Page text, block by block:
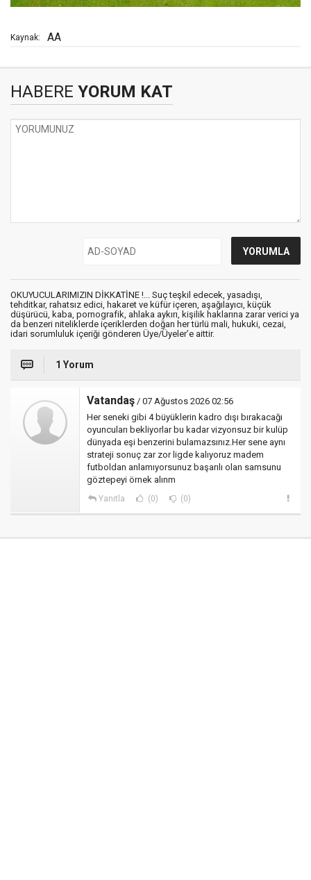
Kaynak: AA
HABERE YORUM KAT
OKUYUCULARIMIZIN DİKKATİNE !... Suç teşkil edecek, yasadışı,
tehditkar, rahatsız edici, hakaret ve küfür içeren, aşağılayıcı, küçük
düşürücü, kaba, pornografik, ahlaka aykırı, kişilik haklarına zarar verici ya
da benzeri niteliklerde içeriklerden doğan her türlü mali, hukuki, cezai,
idari sorumluluk içeriği gönderen Üye/Üyeler’e aittir.
1 Yorum
Vatandaş / 07 Ağustos 2026 02:56
Her seneki gibi 4 büyüklerin kadro dışı bırakacağı
oyuncuları bekliyorlar bu kadar vizyonsuz bir kulüp
dünyada eşi benzerini bulamazsınız.Her sene aynı
strateji sonuç zar zor ligde kalıyoruz madem
futboldan anlamıyorsunuz başarılı olan samsunu
göztepeyi örnek alınm
Yanıtla (0) (0)